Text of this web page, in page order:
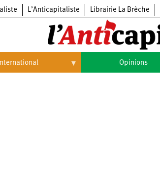
L’Anticapitaliste Librairie La Brèche
Opinions